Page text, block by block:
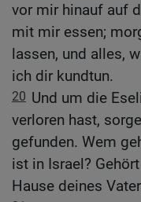
vor mir hinauf auf
mit mir essen;
lassen, und alles,
ich dir kundtun.
20 Und um die
verloren hast,
gefunden. Wem
ist in Israel?
Hause deines